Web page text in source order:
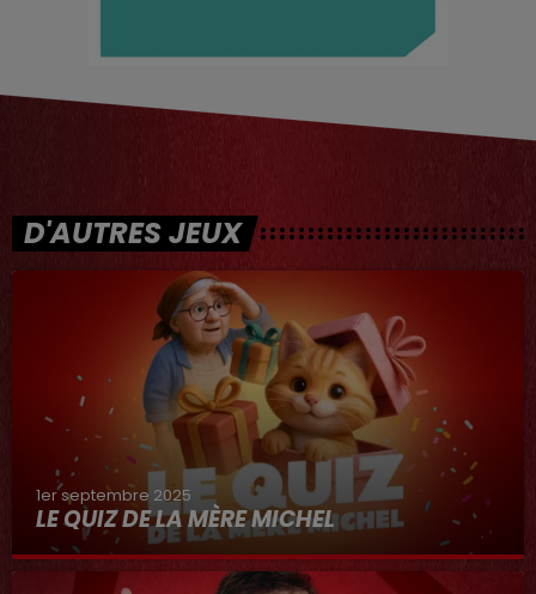
D'AUTRES JEUX
1er septembre 2025
LE QUIZ DE LA MÈRE MICHEL